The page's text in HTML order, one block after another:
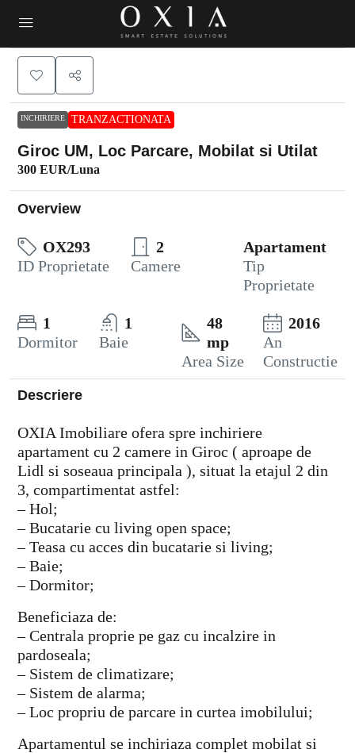
INCHIRIERE TRANZACTIONATA
Giroc UM, Loc Parcare, Mobilat si Utilat
300 EUR/Luna
Overview
OX293
ID Proprietate
2
Camere
Apartament
Tip
Proprietate
1
Dormitor
1
Baie
48
mp
Area Size
2016
An
Constructie
Descriere
OXIA Imobiliare ofera spre inchiriere
apartament cu 2 camere in Giroc ( aproape de
Lidl si soseaua principala ), situat la etajul 2 din
3, compartimentat astfel:
– Hol;
– Bucatarie cu living open space;
– Teasa cu acces din bucatarie si living;
– Baie;
– Dormitor;
Beneficiaza de:
– Centrala proprie pe gaz cu incalzire in
pardoseala;
– Sistem de climatizare;
– Sistem de alarma;
– Loc propriu de parcare in curtea imobilului;
Apartamentul se inchiriaza complet mobilat si